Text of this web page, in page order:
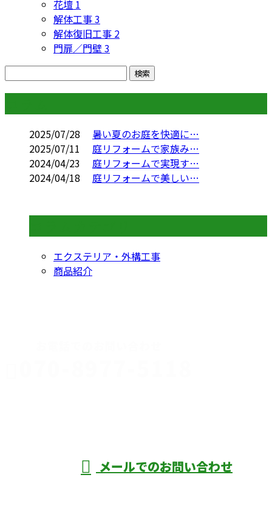
花壇 1
解体工事3
解体復旧工事 2
門扉／門壁3
2025/07/28
暑い夏のお庭を快適に…
2025/07/11
庭リフォームで家族み…
2024/04/23
庭リフォームで実現す…
2024/04/18
庭リフォームで美しい…
エクステリア・外構工事
商品紹介
メールでのお問い合わせ